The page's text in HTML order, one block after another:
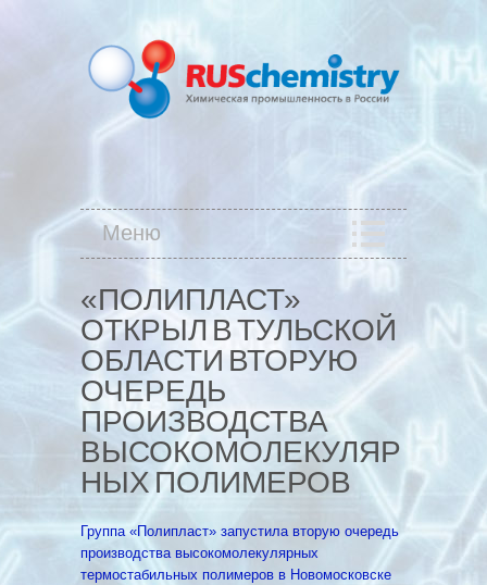
Меню
«ПОЛИПЛАСТ»
ОТКРЫЛ В ТУЛЬСКОЙ
ОБЛАСТИ ВТОРУЮ
ОЧЕРЕДЬ
ПРОИЗВОДСТВА
ВЫСОКОМОЛЕКУЛЯР
НЫХ ПОЛИМЕРОВ
Группа «Полипласт» запустила вторую очередь
производства высокомолекулярных
термостабильных полимеров в Новомосковске